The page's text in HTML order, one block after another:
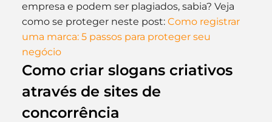
empresa e podem ser plagiados, sabia? Veja
como se proteger neste post: Como registrar
uma marca: 5 passos para proteger seu
negócio
Como criar slogans criativos
através de sites de
concorrência